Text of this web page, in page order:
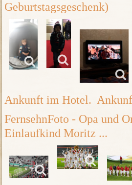
Geburtstagsgeschenk)
Ankunft im Hotel.
FernsehnFoto - Opa und
Einlaufkind Moritz ...